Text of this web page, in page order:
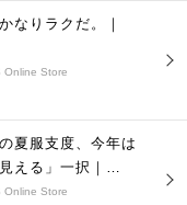
なりラクだ。｜
Online Store
夏服支度、今年は
える」一択｜
Online Store